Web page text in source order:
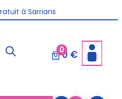
à Sarrians
00 €